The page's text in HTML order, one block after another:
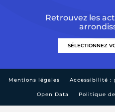
Retrouvez les
Mentions légales Accessibilité :
Open Data Politique